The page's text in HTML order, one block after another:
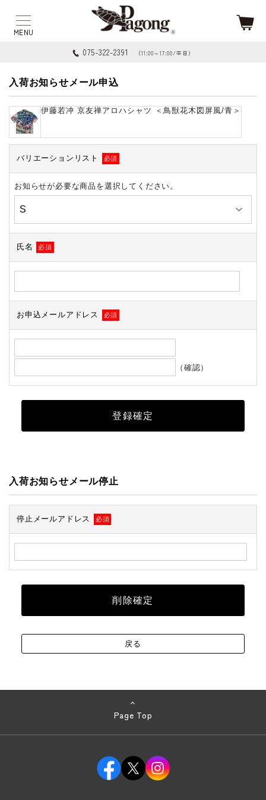
075-322-2391 （11:00～17:00/平日）
入荷お知らせメール申込
伊藤若冲 京友禅アロハシャツ ＜鳥獣花木図屏風/青＞
バリエーションリスト 必須
お知らせが必要な商品を選択してください。
氏名 必須
お申込メールアドレス 必須
（確認）
入荷お知らせメール停止
停止メールアドレス 必須
Page Top